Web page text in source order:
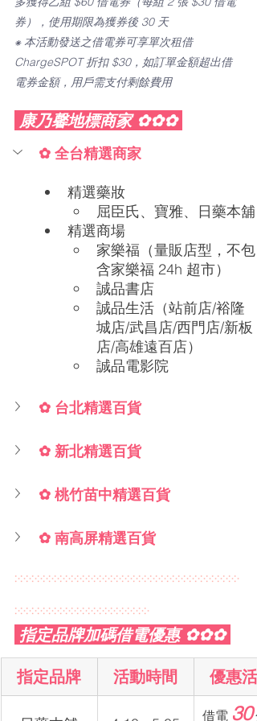
券），使用期限為獲券後 30 天
⁕ 本活動發送之借電券可享單次租借
ChargeSPOT 折扣 $30，如訂單金額超出借
電券金額，用戶需支付剩餘費用
康乃馨地標商家 ✿✿✿
✿ 全台精選商家
精選藥妝
屈臣氏、寶雅、日藥本舖
精選商場
家樂福（量販店型，不包
含家樂福 24h 超市）
誠品書店
誠品生活（站前店/裕隆
城店/武昌店/西門店/新板
店/高雄遠百店）
誠品電影院
✿ 台北精選百貨
✿ 新北精選百貨
✿ 桃竹苗中精選百貨
✿ 南高屏精選百貨
჻჻჻჻჻჻჻჻჻჻჻჻჻჻჻჻჻჻჻჻჻჻჻჻჻჻჻჻჻჻჻჻჻჻჻჻჻჻჻჻
჻჻჻჻჻჻჻჻჻჻჻჻჻჻჻჻჻჻჻჻჻჻჻჻
指定品牌加碼借電優惠 ✿✿✿
指定品牌 活動時間 優惠活
借電 30